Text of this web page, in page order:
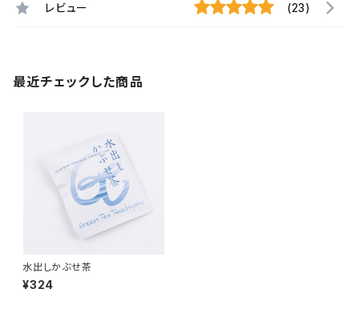
レビュー (23)
最近チェックした商品
水出しかぶせ茶
¥324